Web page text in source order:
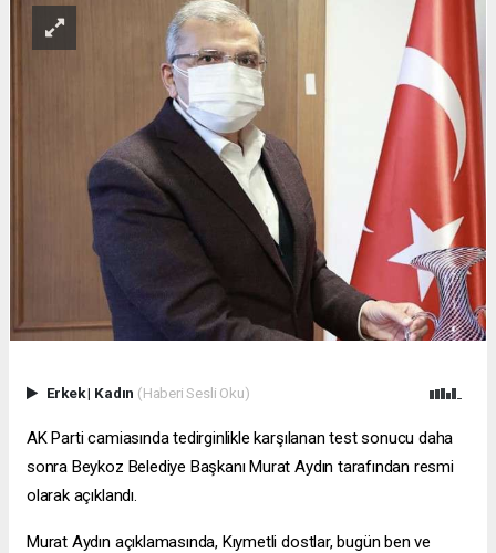
Erkek| Kadın (Haberi Sesli Oku)
AK Parti camiasında tedirginlikle karşılanan test sonucu daha
sonra Beykoz Belediye Başkanı Murat Aydın tarafından resmi
olarak açıklandı.
Murat Aydın açıklamasında, Kıymetli dostlar, bugün ben ve